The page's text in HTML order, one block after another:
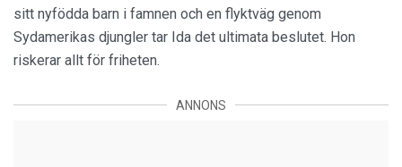
sitt nyfödda barn i famnen och en flyktväg genom
Sydamerikas djungler tar Ida det ultimata beslutet. Hon
riskerar allt för friheten.
ANNONS